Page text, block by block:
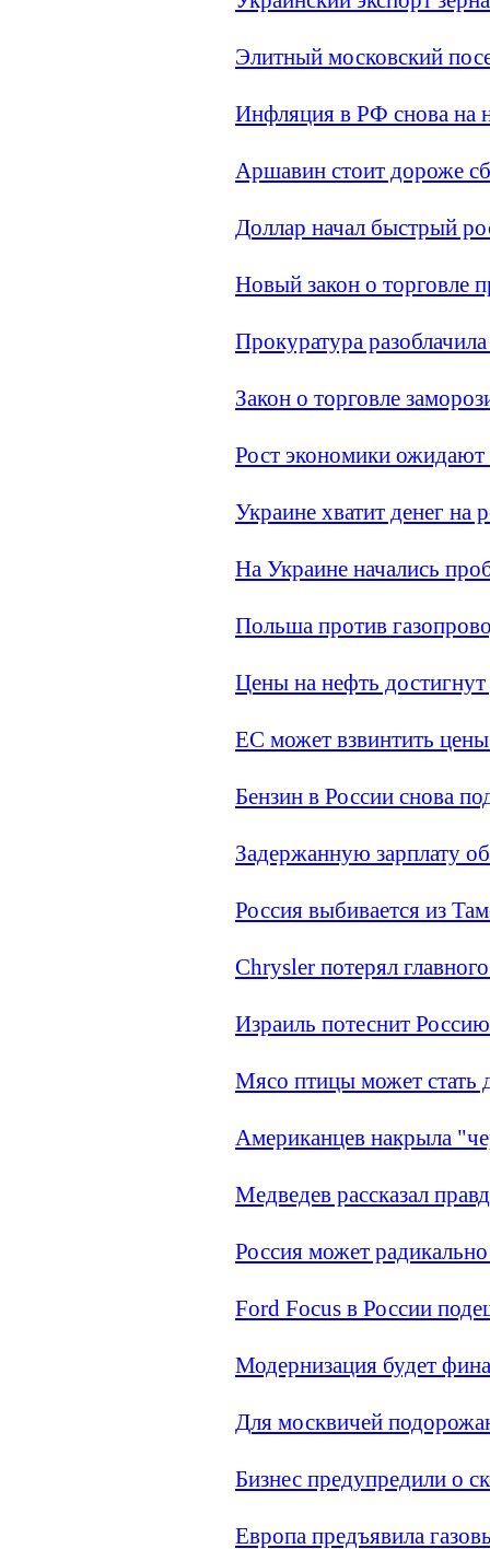
Элитный московский
Инфляция в РФ снова на
Аршавин стоит дороже
Доллар начал быстрый
Новый закон о торговле
Прокуратура
Закон о торговле
Рост экономики ожидают
Украине хватит денег на
На Украине начались
Польша против
Цены на нефть
ЕС может взвинтить
Бензин в России снова
Задержанную зарплату
Россия выбивается из
Chrysler потерял
Израиль потеснит
Мясо птицы может стать
Американцев накрыла
Медведев рассказал
Россия может
Ford Focus в России
Модернизация будет
Для москвичей
Бизнес предупредили о
Европа предъявила